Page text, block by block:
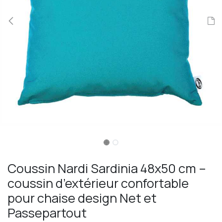
Coussin Nardi Sardinia 48x50 cm –
coussin d’extérieur confortable
pour chaise design Net et
Passepartout